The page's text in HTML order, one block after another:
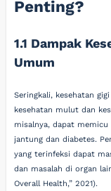
Penting?
1.1 Dampak
Umum
Seringkali, kesehatan
kesehatan mulut dan
misalnya, dapat
jantung dan diabetes.
yang terinfeksi dapat
dan masalah di organ
Overall Health,” 2021).